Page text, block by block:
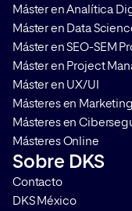
requieren de
capaces […]
Máster en Analítica
Máster en Data
Máster en SEO-SEM
Máster en Project
Máster en UX/UI
Másteres en
Másteres en
Másteres Online
Sobre DKS
Contacto
DKS México